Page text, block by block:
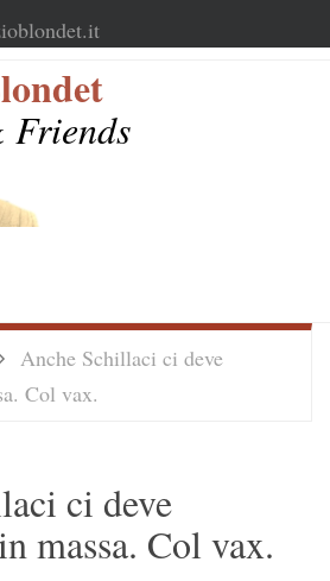
Friends
Anche Schillaci ci deve
Col vax.
ci deve
massa. Col vax.